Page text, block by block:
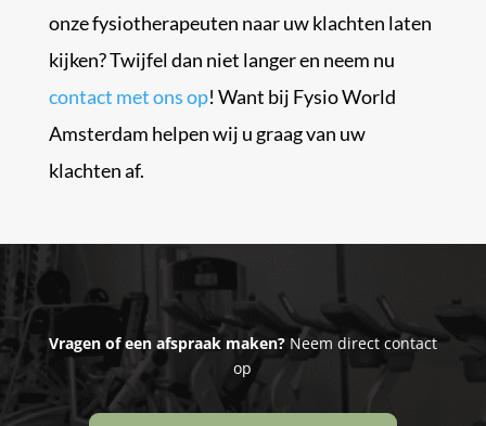
onze fysiotherapeuten naar uw klachten laten
kijken? Twijfel dan niet langer en neem nu
contact met ons op! Want bij Fysio World
Amsterdam helpen wij u graag van uw
klachten af.
Vragen of een afspraak maken?Neem direct contact
op